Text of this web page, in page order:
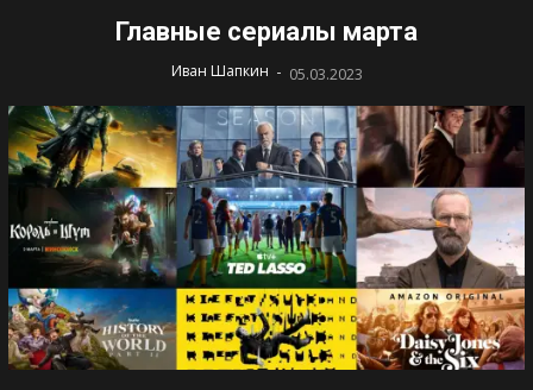
Главные сериалы марта
Иван Шапкин - 05.03.2023